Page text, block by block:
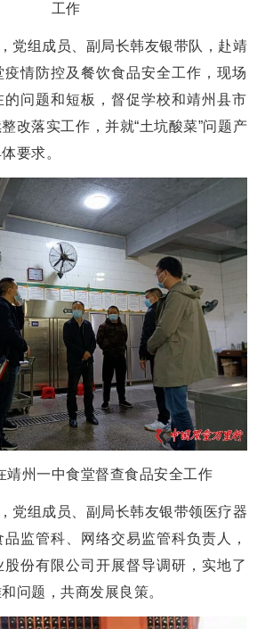
工作
组成员、副局长韩友银带队，赴靖
情防控及餐饮食品安全工作，现场
问题和短板，督促学校和靖州县市
改落实工作，并就“土坑酸菜”问题产
要求。
靖州一中食堂督查食品安全工作
组成员、副局长韩友银带领医疗器
监管科、网络交易监管科负责人，
份有限公司开展督导调研，实地了
问题，共商发展良策。